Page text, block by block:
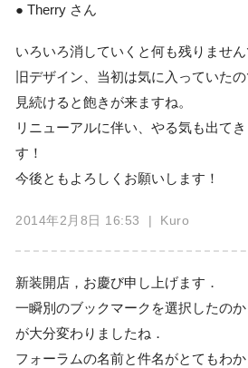
● Therry さん
いろいろ消していくと何も残りませ
旧デザイン、当初は気に入っていた
見続けると飽きが来ますね。
リニューアルに伴い、やる気も出て
す！
今後ともよろしくお願いします！
2014年2月8日 16:53 | Kuro
新装開店，お慶び申し上げます．
一瞬別のブックマークを選択したの
が大分変わりましたね．
フォーラムの名前と件名がとてもわ